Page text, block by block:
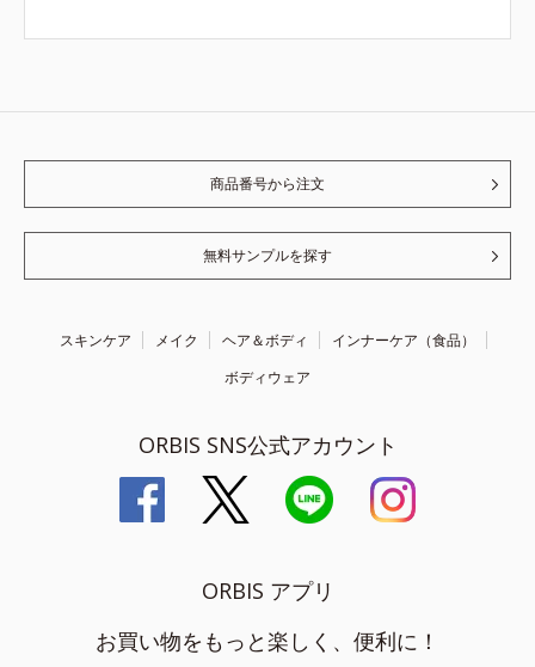
商品番号から注文
無料サンプルを探す
スキンケア メイク ヘア＆ボディ
インナーケア（食品）
ボディウェア
ORBIS SNS公式アカウント
ORBIS アプリ
お買い物をもっと楽しく、便利に！